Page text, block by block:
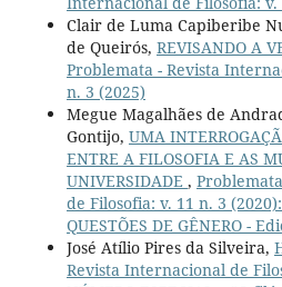
Clair de Luma Capiberibe
de Queirós, REVISANDO A
Problemata - Revista
n. 3 (2025)
Megue Magalhães de
Gontijo, UMA
ENTRE A FILOSOFIA E AS
UNIVERSIDADE ,
de Filosofia: v. 11 n. 3
QUESTÕES DE GÊNERO -
José Atílio Pires da Silveira,
Revista Internacional de